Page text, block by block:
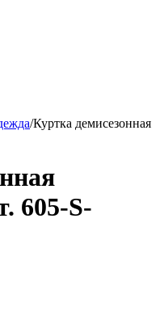
/Куртка демисезонная
605-S-